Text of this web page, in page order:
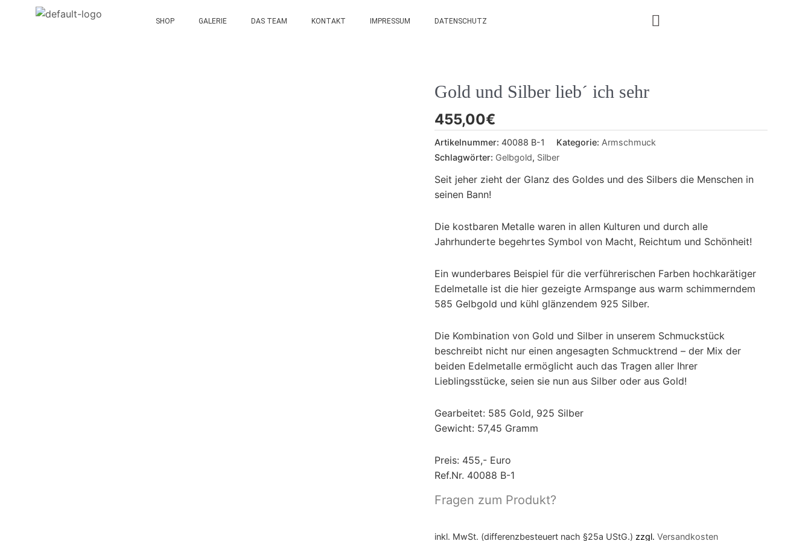
SHOP GALERIE DAS TEAM KONTAKT IMPRESSUM DATENSCHUTZ
Gold und Silber lieb´ ich sehr
455,00€
Artikelnummer: 40088 B-1 Kategorie: Armschmuck
Schlagwörter: Gelbgold, Silber
Seit jeher zieht der Glanz des Goldes und des Silbers die Menschen in
seinen Bann!
Die kostbaren Metalle waren in allen Kulturen und durch alle
Jahrhunderte begehrtes Symbol von Macht, Reichtum und Schönheit!
Ein wunderbares Beispiel für die verführerischen Farben hochkarätiger
Edelmetalle ist die hier gezeigte Armspange aus warm schimmerndem
585 Gelbgold und kühl glänzendem 925 Silber.
Die Kombination von Gold und Silber in unserem Schmuckstück
beschreibt nicht nur einen angesagten Schmucktrend – der Mix der
beiden Edelmetalle ermöglicht auch das Tragen aller Ihrer
Lieblingsstücke, seien sie nun aus Silber oder aus Gold!
Gearbeitet: 585 Gold, 925 Silber
Gewicht: 57,45 Gramm
Preis: 455,- Euro
Ref.Nr. 40088 B-1
Fragen zum Produkt?
inkl. MwSt. (differenzbesteuert nach §25a UStG.) zzgl. Versandkosten